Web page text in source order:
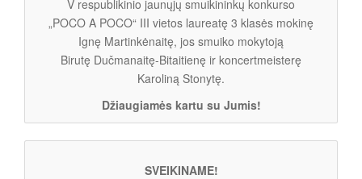
V respublikinio jaunųjų smuikininkų konkurso
„POCO A POCO“ III vietos laureatę 3 klasės mokinę
Ignę Martinkėnaitę, jos smuiko mokytoją
Birutę Dučmanaitę-Bitaitienę ir koncertmeisterę
Karoliną Stonytę.
Džiaugiamės kartu su Jumis!
SVEIKINAME!